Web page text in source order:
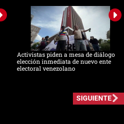
Activistas piden a mesa de diálogo
elección inmediata de nuevo ente
electoral venezolano
SIGUIENTE